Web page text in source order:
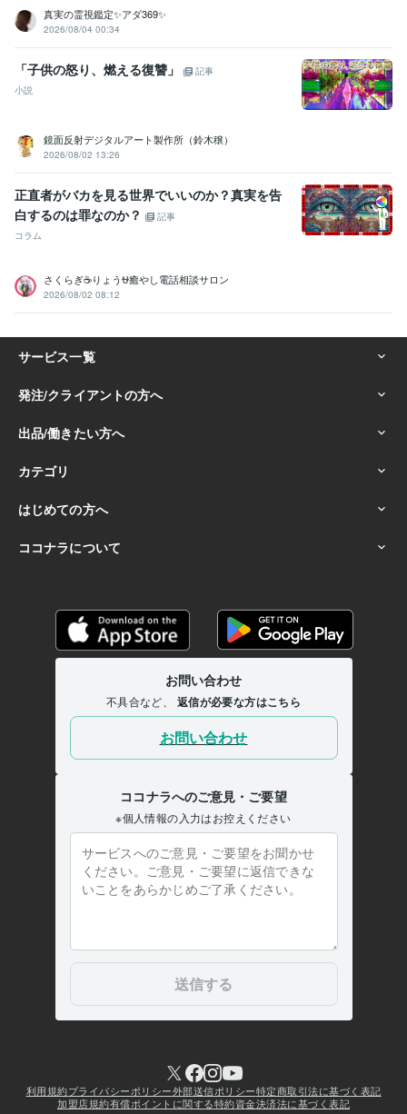
真実の霊視鑑定✨アダ369✨
2026/08/04 00:34
「子供の怒り、燃える復讐」
記事
小説
鏡面反射デジタルアート製作所（鈴木穣）
2026/08/02 13:26
正直者がバカを見る世界でいいのか？真実を告
白するのは罪なのか？
記事
コラム
さくらぎ☕りょう⛎癒やし電話相談サロン
2026/08/02 08:12